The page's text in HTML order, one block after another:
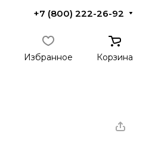
+7 (800) 222-26-92
Избранное Корзина